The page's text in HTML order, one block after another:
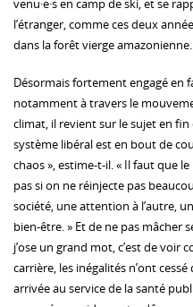
venu·e·s en camp de ski, et se
l’étranger, comme ces deux
dans la forêt vierge amazonienne.
Désormais fortement engagé en
notamment à travers le
climat, il revient sur le sujet en
système libéral est en bout de
chaos », estime-t-il. « Il faut que
pas si on ne réinjecte pas
société, une attention à l’autre,
bien-être. » Et de ne pas mâcher
j’ose un grand mot, c’est de voir
carrière, les inégalités n’ont
arrivée au service de la santé